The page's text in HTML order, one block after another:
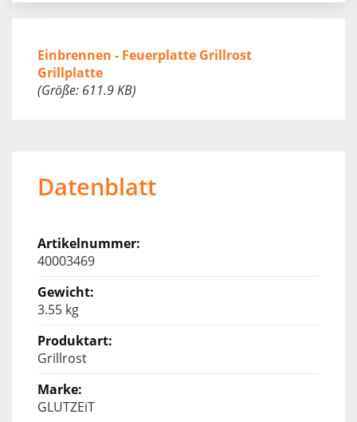
Einbrennen - Feuerplatte Grillrost
Grillplatte
(Größe: 611.9 KB)
Datenblatt
40003469
3.55 kg
Grillrost
GLUTZEiT